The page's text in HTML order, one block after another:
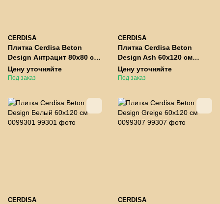
CERDISA
Плитка Cerdisa Beton
Design Антрацит 80x80 см
0099289
Цену уточняйте
Под заказ
CERDISA
Плитка Cerdisa Beton
Design Ash 60x120 см
0099303
Цену уточняйте
Под заказ
CERDISA CERDISA